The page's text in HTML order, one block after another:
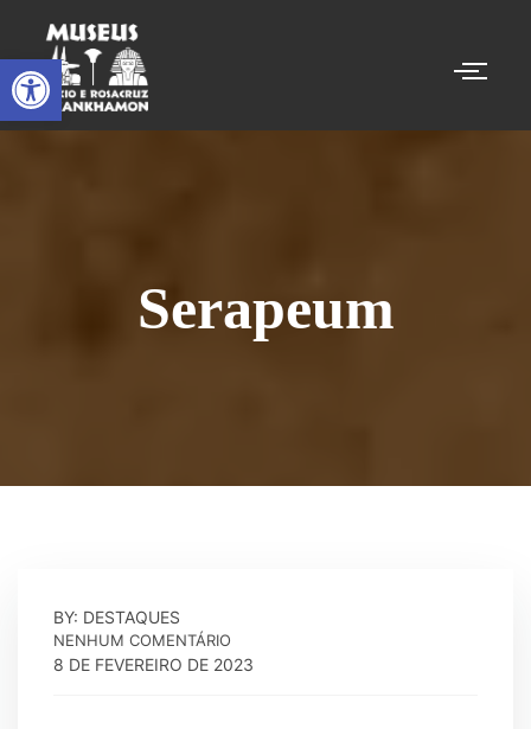
Serapeum
BY: DESTAQUES
NENHUM COMENTÁRIO
8 DE FEVEREIRO DE 2023
Abrir a barra de ferramentas